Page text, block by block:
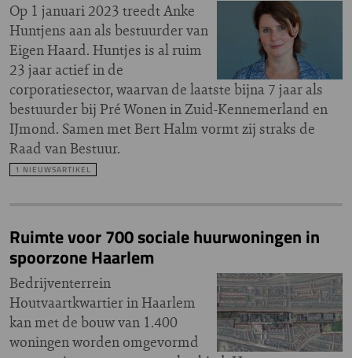
Op 1 januari 2023 treedt Anke
Huntjens aan als bestuurder van
Eigen Haard. Huntjes is al ruim
23 jaar actief in de
corporatiesector, waarvan de laatste bijna 7 jaar als
bestuurder bij Pré Wonen in Zuid-Kennemerland en
IJmond. Samen met Bert Halm vormt zij straks de
Raad van Bestuur.
1 NIEUWSARTIKEL
Ruimte voor 700 sociale huurwoningen in
spoorzone Haarlem
Bedrijventerrein
Houtvaartkwartier in Haarlem
kan met de bouw van 1.400
woningen worden omgevormd